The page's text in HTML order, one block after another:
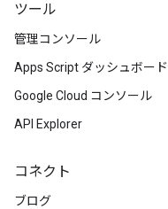
ツール
管理コンソール
Apps Script ダッシュボード
Google Cloud コンソール
API Explorer
コネクト
ブログ